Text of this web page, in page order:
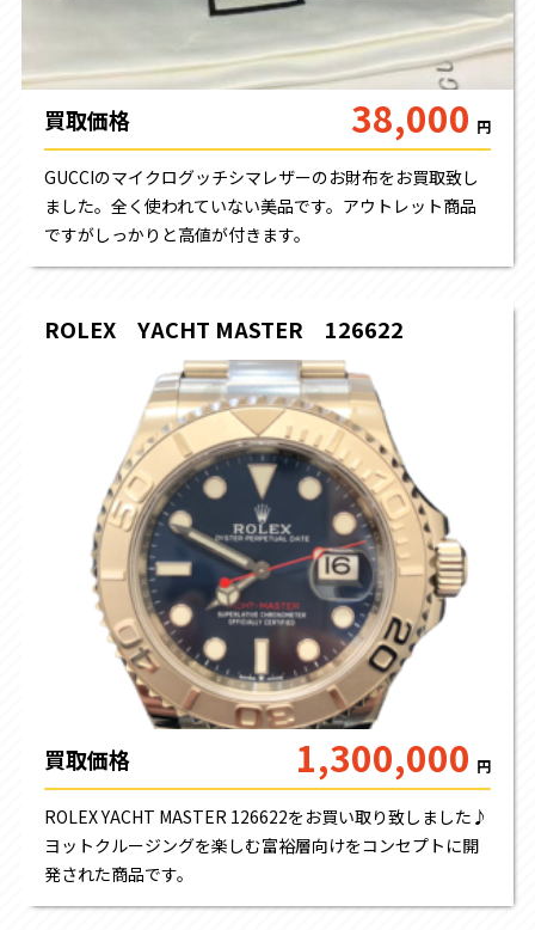
買取価格 38,000 円
GUCCIのマイクログッチシマレザーのお財布をお買取致し
ました。全く使われていない美品です。アウトレット商品
ですがしっかりと高値が付きます。
ROLEX YACHT MASTER 126622
買取価格 1,300,000 円
ROLEX YACHT MASTER 126622をお買い取り致しました♪
ヨットクルージングを楽しむ富裕層向けをコンセプトに開
発された商品です。